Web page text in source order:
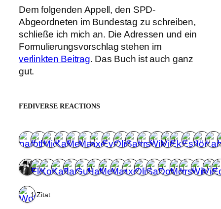
Dem folgenden Appell, den SPD-
Abgeordneten im Bundestag zu schreiben,
schließe ich mich an. Die Adressen und ein
Formulierungsvorschlag stehen im
verlinkten Beitrag. Das Buch ist auch ganz
gut.
FEDIVERSE REACTIONS
1 Zitat